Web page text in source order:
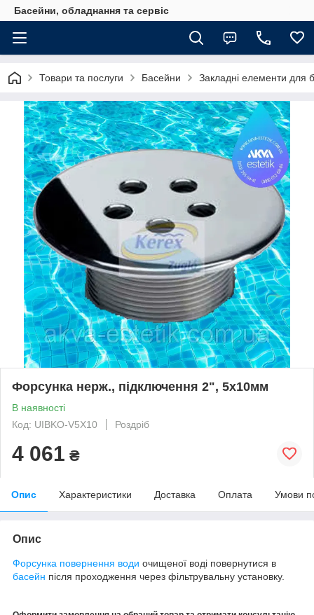
Басейни, обладнання та сервіс
Товари та послуги Басейни Закладні елементи для
Форсунка нерж., підключення 2", 5х10мм
В наявності
Код: UIBKO-V5Х10
Роздріб
4 061 ₴
Опис Характеристики Доставка Оплата Умови
Опис
Форсунка повернення води очищеної воді повернутися в
басейн після проходження через фільтрувальну установку.